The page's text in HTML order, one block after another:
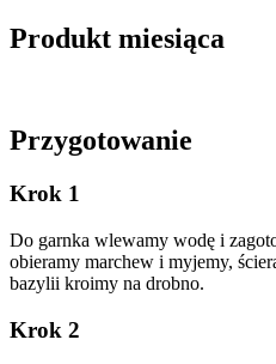
Produkt miesiąca
Przygotowanie
Krok 1
Do garnka wlewamy wodę i
obieramy marchew i myjemy,
bazylii kroimy na drobno.
Krok 2